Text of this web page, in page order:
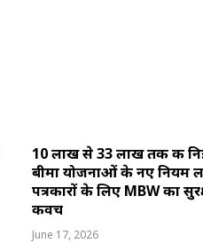
10 लाख से 33 लाख तक की
बीमा योजनाओं के नए नियम
पत्रकारों के लिए MBW का
कवच
June 17, 2026